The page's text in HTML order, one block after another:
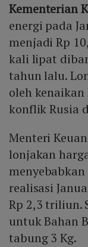
Kementerian
energi pada
menjadi Rp
kali lipat
tahun lalu.
oleh
konflik Rusia
Menteri
lonjakan
realisasi
Rp 2,3 triliun.
untuk Bahan
tabung 3 Kg.